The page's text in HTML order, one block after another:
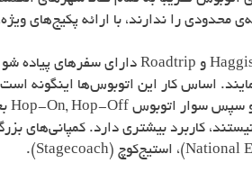
محدودی را ندارند، با ارائه پکیج‌های
و Roadtrip دارای سفرهای پیاده
اساس کار این اتوبوس‌ها اینگونه
سپس سوار اتوبوس Hop-On, Hop-Off
کاربرد بیشتری دارد. کمپانی‌های
National)، استیج‌کوچ (Stagecoach
).